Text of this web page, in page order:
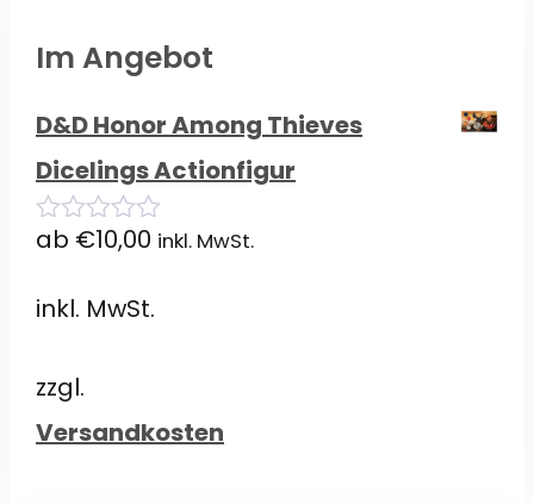
Im Angebot
D&D Honor Among Thieves
Dicelings Actionfigur
0
ab €10,00 inkl. MwSt.
inkl. MwSt.
zzgl.
Versandkosten